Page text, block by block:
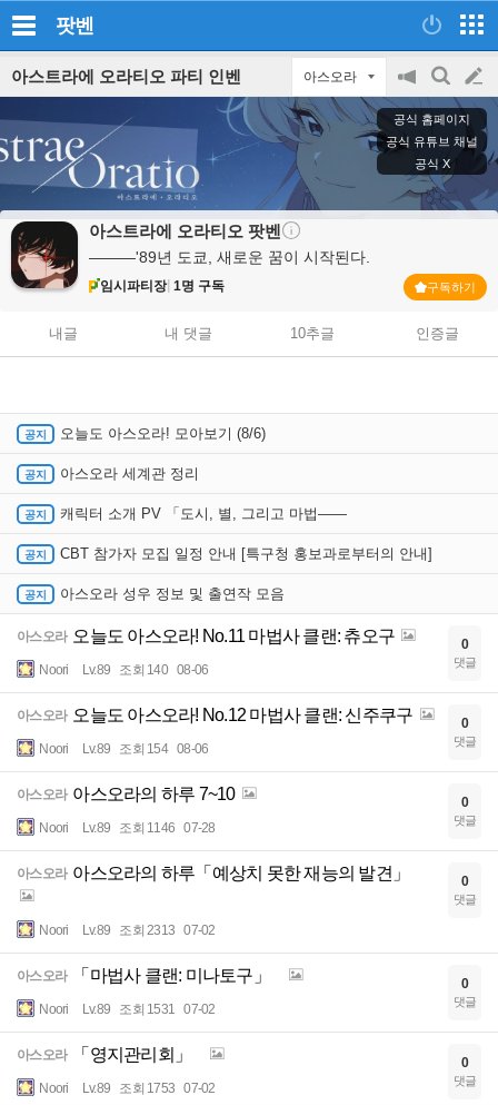
팟벤
아스트라에 오라티오 파티 인벤 아스오라
공
지
on/off
검
색
글
쓰
기
공식 홈페이지
공식 유튜브 채널
공식 X
아스트라에 오라티오 팟벤
임시파티장 1명 구독
―――'89년 도쿄, 새로운 꿈이 시작된다.
구독하기
내글 내 댓글 10추글 인증글
오늘도 아스오라! 모아보기 (8/6)
아스오라 세계관 정리
캐릭터 소개 PV 「도시, 별, 그리고 마법――
CBT 참가자 모집 일정 안내 [특구청 홍보과로부터의 안내]
아스오라 성우 정보 및 출연작 모음
아스오라 오늘도 아스오라! No.11 마법사 클랜: 츄오구
Noori Lv.89 조회 140 08-06
0
댓글
아스오라 오늘도 아스오라! No.12 마법사 클랜: 신주쿠구
Noori Lv.89 조회 154 08-06
0
댓글
아스오라 아스오라의 하루 7~10
Noori Lv.89 조회 1146 07-28
0
댓글
아스오라 아스오라의 하루「예상치 못한 재능의 발견」
Noori Lv.89 조회 2313 07-02
0
댓글
아스오라 「마법사 클랜: 미나토구」
Noori Lv.89 조회 1531 07-02
0
댓글
아스오라 「영지관리회」
Noori Lv.89 조회 1753 07-02
0
댓글